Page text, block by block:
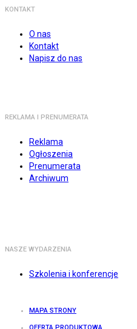
KONTAKT
O nas
Kontakt
Napisz do nas
REKLAMA I PRENUMERATA
Reklama
Ogłoszenia
Prenumerata
Archiwum
NASZE WYDARZENIA
Szkolenia i konferencje
MAPA STRONY